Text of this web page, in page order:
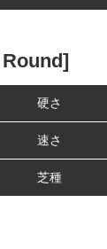
硬さ
速さ
芝種